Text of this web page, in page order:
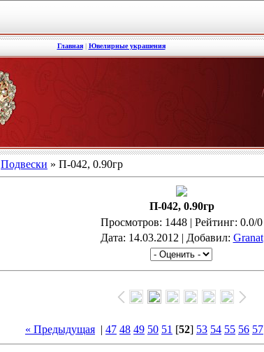
Главная| Ювелирные украшения
Подвески » П-042, 0.90гр
П-042, 0.90гр
Просмотров: 1448 | Рейтинг: 0.0/0
Дата: 14.03.2012 | Добавил: Granat
« Предыдущая | 47 48 49 50 51 [52] 53 54 55 56 57